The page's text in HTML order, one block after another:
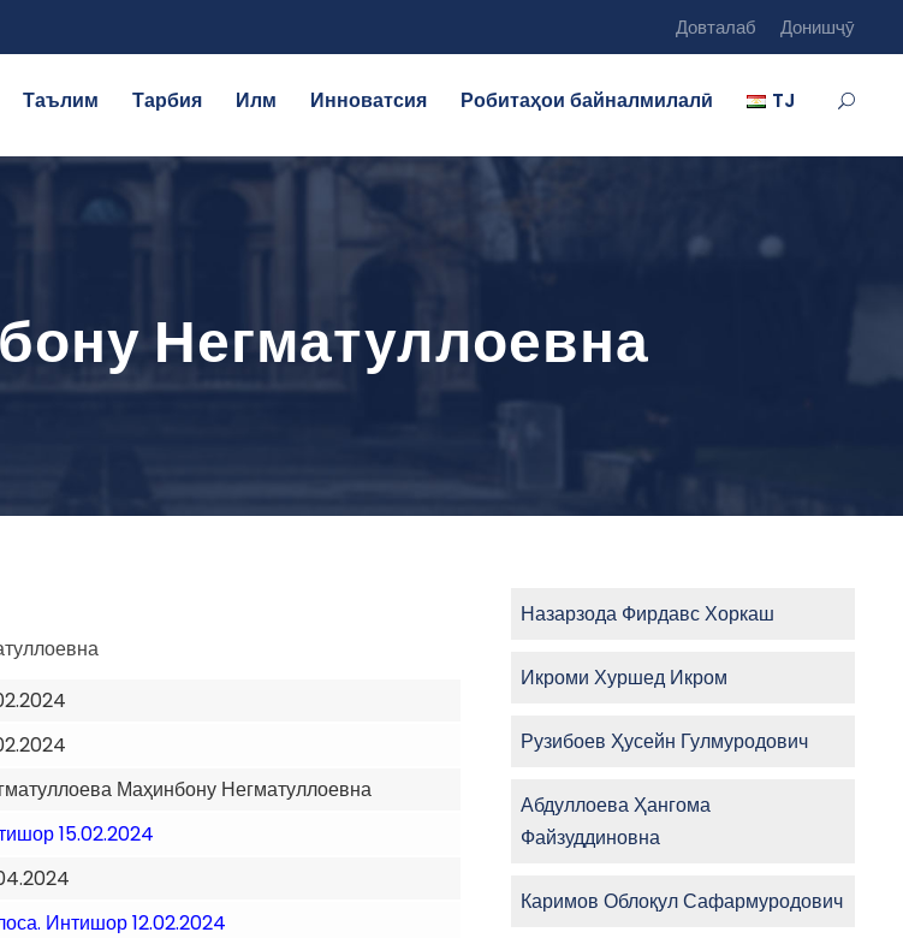
Довталаб Донишҷӯ
Таълим Тарбия Илм Инноватсия Робитаҳои байналмилалӣ TJ
Негматуллоевна
Маҳинбону Негматуллоевна
15.02.2024
Интишор 12.02.2024
Назарзода Фирдавс Хоркаш
Икроми Хуршед Икром
Рузибоев Ҳусейн Гулмуродович
Абдуллоева Ҳангома
Файзуддиновна
Каримов Облоқул Сафармуродович